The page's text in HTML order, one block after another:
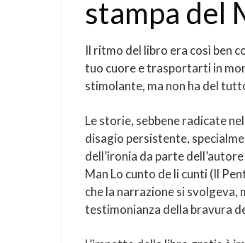
stampa del
Il ritmo del libro era così ben
tuo cuore e trasportarti in
stimolante, ma non ha del
Le storie, sebbene radicate
disagio persistente,
dell’ironia da parte
Man Lo cunto de li cunti (Il
che la narrazione si
testimonianza della bravura